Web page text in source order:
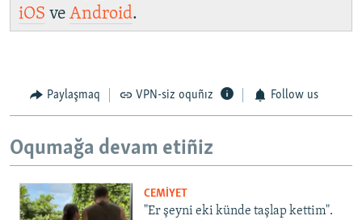
iOS ve Android.
Paylaşmaq VPN-siz oquñız Follow us
Oqumağa devam etiñiz
CEMİYET
"Er şeyni eki künde taşlap kettim".